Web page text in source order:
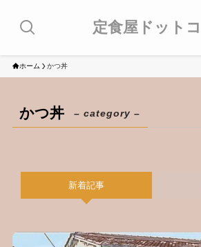
定食屋ドット
ホーム かつ丼
かつ丼 – category –
新着記事